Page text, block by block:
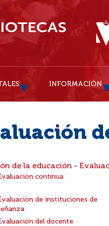
INFORMACIÓN
de la educación -
contínua
de instituciones de
del docente